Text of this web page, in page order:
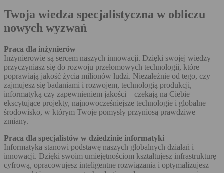
Twoja wiedza specjalistyczna w obliczu
nowych wyzwań
Praca dla inżynierów
Inżynierowie są sercem naszych innowacji. Dzięki swojej wiedzy
przyczyniasz się do rozwoju przełomowych technologii, które
poprawiają jakość życia milionów ludzi. Niezależnie od tego, czy
zajmujesz się badaniami i rozwojem, technologią produkcji,
informatyką czy zapewnieniem jakości – czekają na Ciebie
ekscytujące projekty, najnowocześniejsze technologie i globalne
środowisko, w którym Twoje pomysły przyniosą prawdziwe
zmiany.
Praca dla specjalistów w dziedzinie informatyki
Informatyka stanowi podstawę naszych globalnych działań i
innowacji. Dzięki swoim umiejętnościom kształtujesz infrastrukturę
cyfrową, opracowujesz inteligentne rozwiązania i optymalizujesz